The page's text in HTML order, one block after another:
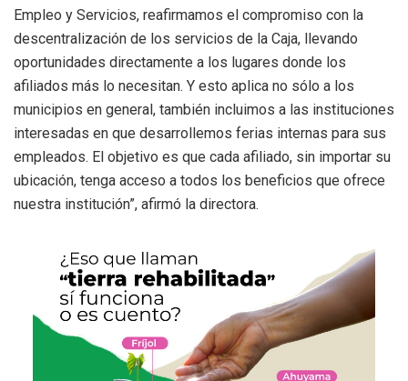
Empleo y Servicios, reafirmamos el compromiso con la
descentralización de los servicios de la Caja, llevando
oportunidades directamente a los lugares donde los
afiliados más lo necesitan. Y esto aplica no sólo a los
municipios en general, también incluimos a las instituciones
interesadas en que desarrollemos ferias internas para sus
empleados. El objetivo es que cada afiliado, sin importar su
ubicación, tenga acceso a todos los beneficios que ofrece
nuestra institución”, afirmó la directora.